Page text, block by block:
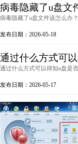
病毒隐藏了u盘文
病毒隐藏了u盘文件该怎么办
发布日期：2026-05-18
通过什么方式可
通过什么方式可以得知u盘是
发布日期：2026-05-17